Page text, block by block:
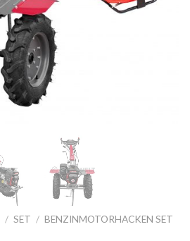
/ SET / BENZINMOTORHACKEN SET